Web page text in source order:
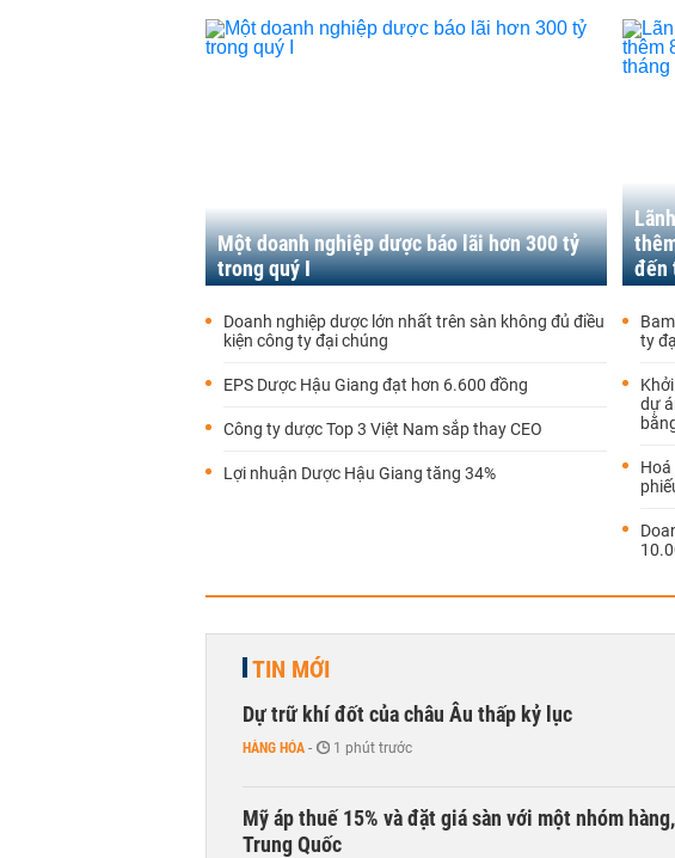
Một doanh nghiệp dược báo lãi hơn 300 tỷ
trong quý I
Doanh nghiệp dược lớn nhất trên sàn không đủ điều
kiện công ty đại chúng
EPS Dược Hậu Giang đạt hơn 6.600 đồng
Công ty dược Top 3 Việt Nam sắp thay CEO
Lợi nhuận Dược Hậu Giang tăng 34%
đến
ty
dự
TIN MỚI
Dự trữ khí đốt của châu Âu thấp kỷ lục
HÀNG HÓA - 1 phút trước
Mỹ áp thuế 15% và đặt giá sàn với một nhóm
Trung Quốc